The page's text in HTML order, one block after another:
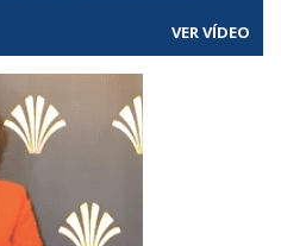
VER VÍDEO